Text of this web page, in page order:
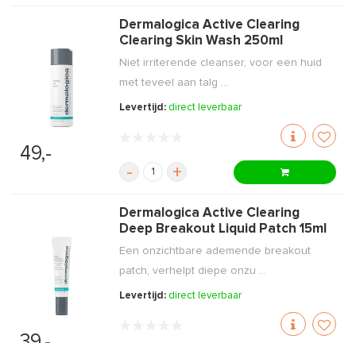
49,-
Dermalogica Active Clearing
Clearing Skin Wash 250ml
Niet irriterende cleanser, voor een huid
met teveel aan talg ...
Levertijd: direct leverbaar
- +
Dermalogica Active Clearing
Deep Breakout Liquid Patch 15ml
Een onzichtbare ademende breakout
patch, verhelpt diepe onzu ...
Levertijd: direct leverbaar